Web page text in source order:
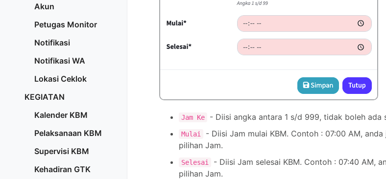
Akun
Petugas Monitor
Notifikasi
Notifikasi WA
Lokasi Ceklok
KEGIATAN
Kalender KBM
Pelaksanaan KBM
Supervisi KBM
Kehadiran GTK
Jam Ke - Diisi angka antara 1 s/d 999, tidak boleh ada
Mulai - Diisi Jam mulai KBM. Contoh : 07:00 AM,
pilihan Jam.
Selesai - Diisi Jam selesai KBM. Contoh : 07:40 AM,
pilihan Jam.